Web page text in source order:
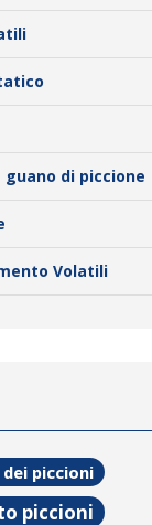
di piccione
Volatili
piccioni
piccioni